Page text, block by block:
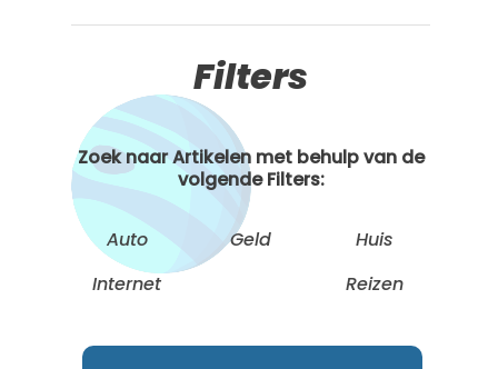
Filters
Zoek naar Artikelen met behulp van de
volgende Filters:
Auto Geld
Huis
Internet
Reizen